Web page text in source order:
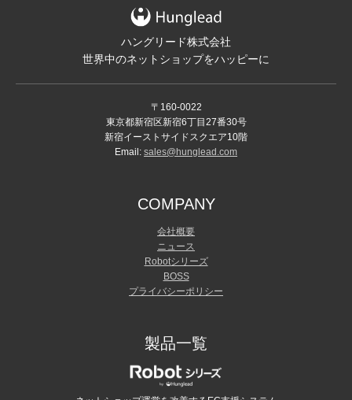
ハングリード株式会社
世界中のネットショップをハッピーに
〒160-0022
東京都新宿区新宿6丁目27番30号
新宿イーストサイドスクエア10階
Email: sales@hunglead.com
COMPANY
会社概要
ニュース
Robotシリーズ
BOSS
プライバシーポリシー
製品一覧